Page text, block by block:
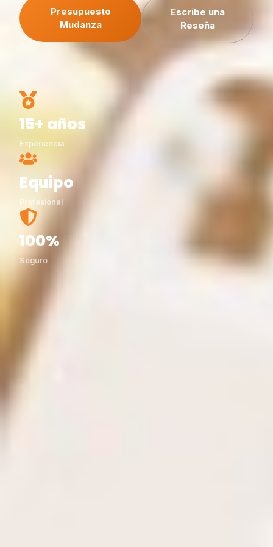
Presupuesto
Mudanza
Escribe una
Reseña
15+ años
Experiencia
Equipo
Profesional
100%
Seguro